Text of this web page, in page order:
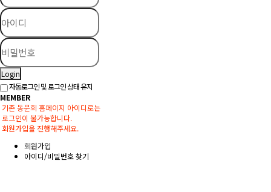
Login
자동로그인 및 로그인 상태 유지
MEMBER
기존 동문회 홈페이지 아이디로는
로그인이 불가능합니다.
회원가입을 진행해주세요.
회원가입
아이디/비밀번호 찾기